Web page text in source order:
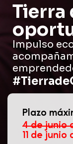
Tierra
Impulso
Plazo
4 de junio
11 de junio